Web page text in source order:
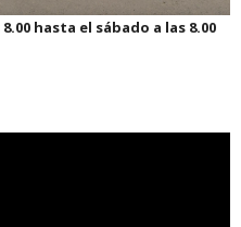
hasta el sábado a las 8.00